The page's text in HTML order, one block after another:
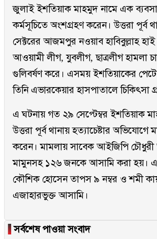
জুলাই ইশতিয়াক মাহমুদ নামে এক
কর্মসূচিতে অংশগ্রহণ করেন। উত্তরা পূর্ব
সেক্টরের আজমপুর নওয়াব হাবিবুল্লাহ
আওয়ামী লীগ, যুবলীগ, ছাত্রলীগ হামলা
গুলিবর্ষণ করে। এসময় ইশতিয়াকের
তিনি এভারকেয়ার হাসপাতালে চিকিৎসা
এ ঘটনায় গত ২৯ সেপ্টেম্বর ইশতিয়াক
উত্তরা পূর্ব থানায় হত্যাচেষ্টার অভিযোগে
করেন। মামলায় সাবেক আইজিপি
মামুনসহ ১২৬ জনকে আসামি করা হয়।
কৌশিক হোসেন তাপস ৯ নম্বর ও শমী
এজাহারভুক্ত আসামি।
▐সর্বশেষ পাওয়া সংবাদ